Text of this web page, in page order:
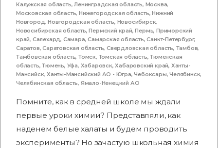
Калужская область,Ленинградская область, Москва,
Московская область,Нижегородская область,Нижний
Новгород,Новгородская область, Новосибирск,
Новосибирская область,Пермский край,Пермь,Приморский
край, Салехард, Самара,Самарская область,Санкт-Петербург,
Саратов,Саратовская область,Свердловская область, Тамбов,
Тамбовская область,Томск, Томская область,Тюменская
область,Тюмень, Уфа, Хабаровск,Хабаровский край, Ханты-
Мансийск,Ханты-Мансийский АО - Югра,Чебоксары,Челябинск,
Челябинская область, Ямало-Ненецкий АО
Помните, как в средней школе мы ждали
первые уроки химии? Представляли, как
наденем белые халаты и будем проводить
эксперименты? Но зачастую школьная химия